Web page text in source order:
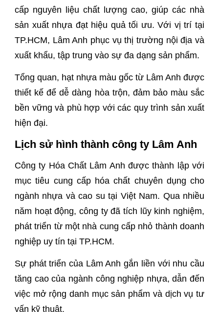
cấp nguyên liệu chất lượng cao, giúp các nhà
sản xuất nhựa đạt hiệu quả tối ưu. Với vị trí tại
TP.HCM, Lâm Anh phục vụ thị trường nội địa và
xuất khẩu, tập trung vào sự đa dạng sản phẩm.
Tổng quan, hạt nhựa màu gốc từ Lâm Anh được
thiết kế để dễ dàng hòa trộn, đảm bảo màu sắc
bền vững và phù hợp với các quy trình sản xuất
hiện đại.
Lịch sử hình thành công ty Lâm Anh
Công ty Hóa Chất Lâm Anh được thành lập với
mục tiêu cung cấp hóa chất chuyên dụng cho
ngành nhựa và cao su tại Việt Nam. Qua nhiều
năm hoạt động, công ty đã tích lũy kinh nghiệm,
phát triển từ một nhà cung cấp nhỏ thành doanh
nghiệp uy tín tại TP.HCM.
Sự phát triển của Lâm Anh gắn liền với nhu cầu
tăng cao của ngành công nghiệp nhựa, dẫn đến
việc mở rộng danh mục sản phẩm và dịch vụ tư
vấn kỹ thuật.